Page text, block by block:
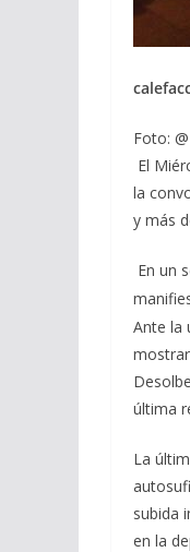
Foto:
El
la
y más
En un
Ante la
última
La
subida
en la